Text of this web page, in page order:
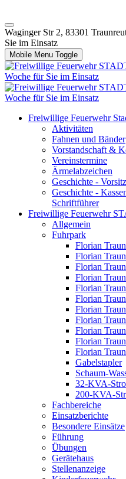
Waginger Str 2, 83301
Sie im Einsatz
Mobile Menu Toggle
Freiwillige Feuerwehr
Aktivitäten
Fahnen und Bänder
Vorstandschaft &
Vereinstermine
Ärmelabzeichen
Geschichte -
Geschichte -
Schriftführer
Freiwillige Feuerwehr
Allgemein
Fuhrpark
Florian
Florian
Florian
Florian
Florian
Florian
Florian
Florian
Florian
Florian
Florian
Gabelstapler
Schaum-
32-KVA-
200-KVA-
Fachbereiche
Einsatzberichte
Besondere Einsätze
Führung
Übungen
Gerätehaus
Stellenanzeige